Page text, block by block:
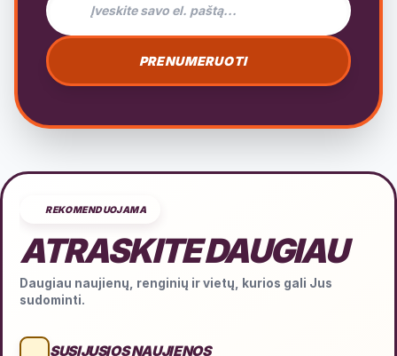
PRENUMERUOTI
REKOMENDUOJAMA
ATRASKITE DAUGIAU
Daugiau naujienų, renginių ir vietų, kurios gali Jus
sudominti.
SUSIJUSIOS NAUJIENOS